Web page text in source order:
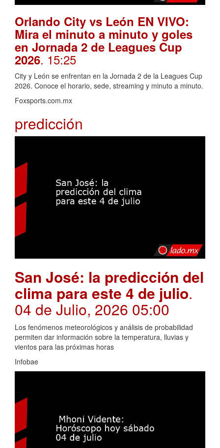
Orlando City vs León EN VIVO:
Mira el minuto a minuto y goles
en Jornada 2 de Leagues Cup
2026. 15:25
City y León se enfrentan en la Jornada 2 de la Leagues Cup
2026. Conoce el horario, sede, streaming y minuto a minuto.
Foxsports.com.mx
predicción
San José: la predicción del
clima para este 4 de julio.
04 de Julio, 2026 05:00
Los fenómenos meteorológicos y análisis de probabilidad
permiten dar información sobre la temperatura, lluvias y
vientos para las próximas horas
Infobae